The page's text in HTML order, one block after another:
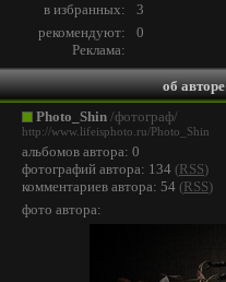
в избранных:
3
рекомендуют:
0
Реклама:
об авторе
Photo_Shin /фотограф/
http://www.lifeisphoto.ru/Photo_Shin
альбомов автора: 0
фотографий автора: 134 (RSS)
комментариев автора: 54 (RSS)
фото автора: